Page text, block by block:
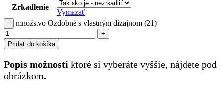
Zrkadlenie
Vymazať
množstvo Ozdobné s vlastným dizajnom (21)
Pridať do košíka
Popis možností ktoré si vyberáte vyššie, nájdete pod
obrázkom.